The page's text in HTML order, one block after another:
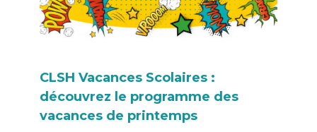
CLSH Vacances Scolaires :
découvrez le programme des
vacances de printemps